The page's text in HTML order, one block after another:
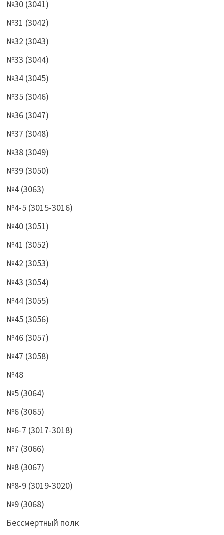
№30 (3041)
№31 (3042)
№32 (3043)
№33 (3044)
№34 (3045)
№35 (3046)
№36 (3047)
№37 (3048)
№38 (3049)
№39 (3050)
№4 (3063)
№4-5 (3015-3016)
№40 (3051)
№41 (3052)
№42 (3053)
№43 (3054)
№44 (3055)
№45 (3056)
№46 (3057)
№47 (3058)
№48
№5 (3064)
№6 (3065)
№6-7 (3017-3018)
№7 (3066)
№8 (3067)
№8-9 (3019-3020)
№9 (3068)
Бессмертный полк